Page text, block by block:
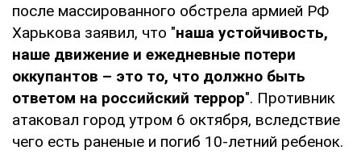
после массированного обстрела армией РФ
Харькова заявил, что "наша устойчивость,
наше движение и ежедневные потери
оккупантов – это то, что должно быть
ответом на российский террор". Противник
атаковал город утром 6 октября, вследствие
чего есть раненые и погиб 10-летний ребенок.